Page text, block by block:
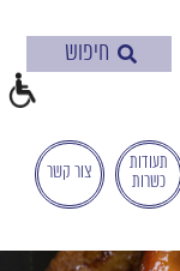
תעודות
כשרות
צור קשר